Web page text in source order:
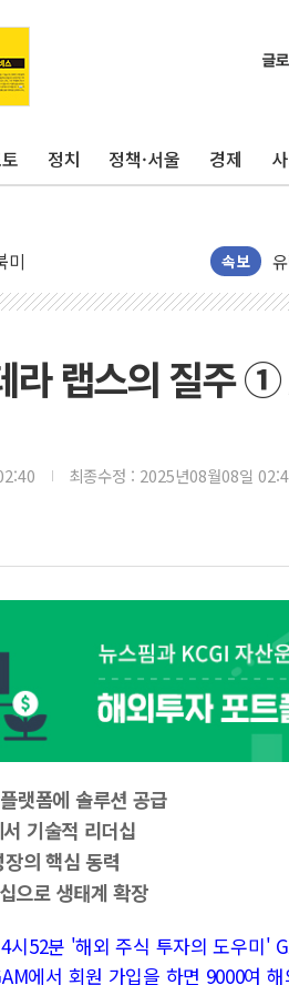
정치 정책·서울 경제
미 속보
[
[
라 랩스의 질주
최종수정 : 2025년08월08일
랫폼에 솔루션 공급
기술적 리더십
의 핵심 동력
으로 생태계 확장
시52분 '해외 주식 투자의 도우
에서 회원 가입을 하면 9000여